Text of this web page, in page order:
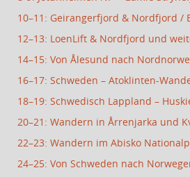
10–11: Geirangerfjord & Nordfjord /
12–13: LoenLift & Nordfjord und
14–15: Von Ålesund nach
16–17: Schweden – Atoklinten-
18–19: Schwedisch Lappland –
20–21: Wandern in Årrenjarka und
22–23: Wandern im Abisko
24–25: Von Schweden nach